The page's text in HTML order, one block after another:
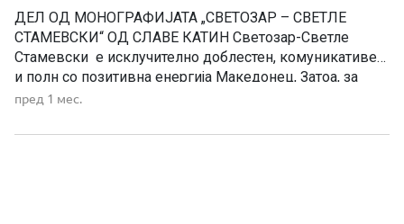
ДЕЛ ОД МОНОГРАФИЈАТА „СВЕТОЗАР – СВЕТЛЕ
СТАМЕВСКИ“ ОД СЛАВЕ КАТИН Светозар-Светле
Стамевски е исклучително доблестен, комуникативен
и полн со позитивна енергија Македонец, Затоа, за
подобро да го портретираме неговиот лик и воопшто
наназад Инаку, бабата Менка која била најмала,
пред 1 мес.